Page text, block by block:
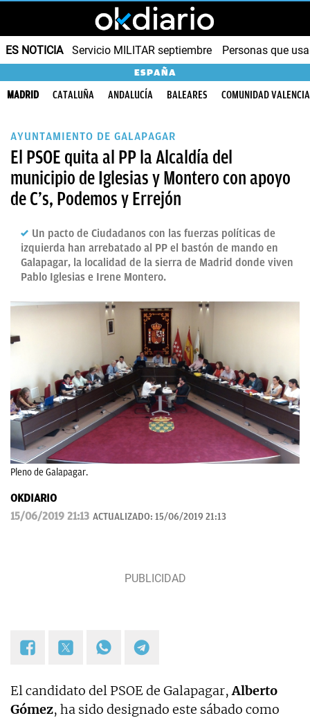
ES NOTICIA Servicio MILITAR septiembre Personas que
ESPAÑA
MADRID CATALUÑA ANDALUCÍA BALEARES COMUNIDAD
AYUNTAMIENTO DE GALAPAGAR
El PSOE quita al PP la Alcaldía del
municipio de Iglesias y Montero con apoyo
de C’s, Podemos y Errejón
Un pacto de Ciudadanos con las fuerzas políticas de
izquierda han arrebatado al PP el bastón de mando en
Galapagar, la localidad de la sierra de Madrid donde viven
Pablo Iglesias e Irene Montero.
Pleno de Galapagar.
OKDIARIO
15/06/2019 21:13 ACTUALIZADO: 15/06/2019 21:13
El candidato del PSOE de Galapagar,Alberto
Gómez, ha sido designado este sábado como